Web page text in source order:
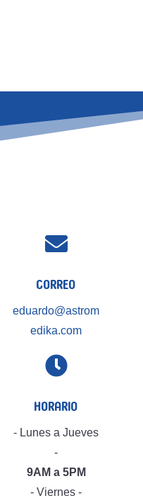

Correo
eduardo@astrom
edika.com

Horario
- Lunes a Jueves
-
9AM a 5PM
- Viernes -